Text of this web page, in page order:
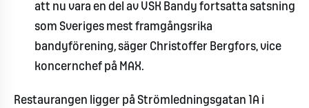
att nu vara en del av VSK Bandy fortsatta satsning
som Sveriges mest framgångsrika
bandyförening , säger Christoffer Bergfors, vice
koncernchef på MAX.
Restaurangen ligger på Strömledningsgatan 1A i